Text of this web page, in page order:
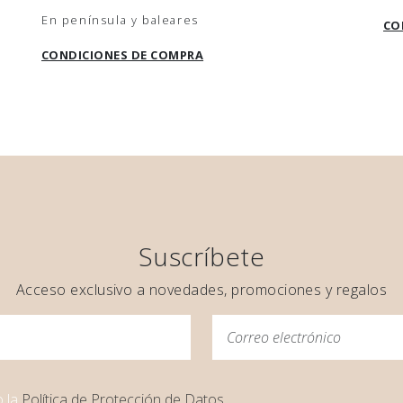
En península y baleares
CONDICIONES DE COMPRA
Suscríbete
Acceso exclusivo a novedades, promociones y regalos